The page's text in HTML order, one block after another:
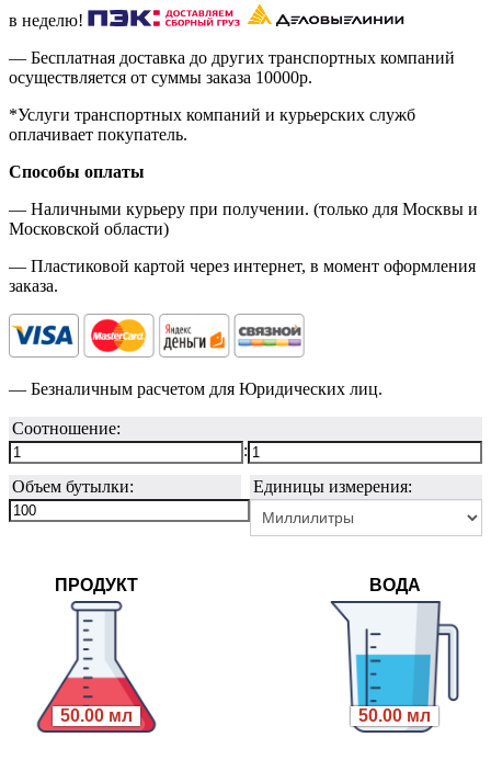
в неделю!
— Бесплатная доставка до других транспортных компаний
осуществляется от суммы заказа 10000р.
*Услуги транспортных компаний и курьерских служб
оплачивает покупатель.
Способы оплаты
— Наличными курьеру при получении. (только для Москвы и
Московской области)
— Пластиковой картой через интернет, в момент оформления
заказа.
— Безналичным расчетом для Юридических лиц.
Соотношение:
:
Объем бутылки:
Единицы измерения:
ПРОДУКТ
50.00 мл
ВОДА
50.00 мл